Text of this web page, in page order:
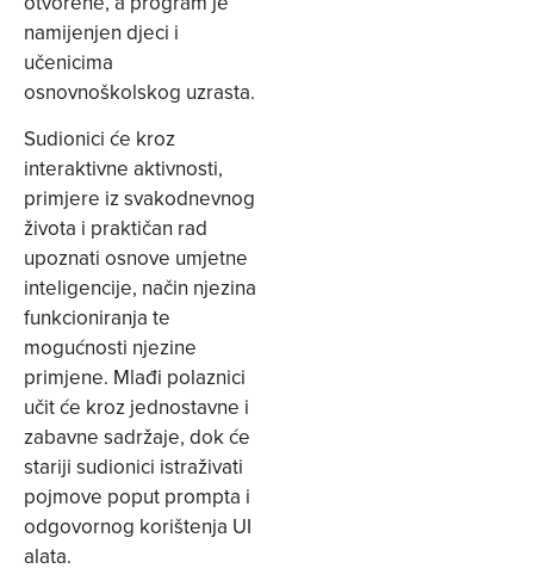
namijenjen djeci i
učenicima
osnovnoškolskog uzrasta.
Sudionici će kroz
interaktivne aktivnosti,
primjere iz svakodnevnog
života i praktičan rad
upoznati osnove umjetne
inteligencije, način njezina
funkcioniranja te
mogućnosti njezine
primjene. Mlađi polaznici
učit će kroz jednostavne i
zabavne sadržaje, dok će
stariji sudionici istraživati
pojmove poput prompta i
odgovornog korištenja UI
alata.